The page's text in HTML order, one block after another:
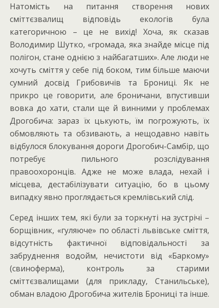
Натомість на питання створення нових
сміттєзвалищ відповідь екологів була
категоричною – це не вихід! Хоча, як сказав
Володимир Шутко, «громада, яка знайде місце під
полігон, стане однією з найбагатших». Але люди не
хочуть сміття у себе під боком, тим більше маючи
сумний досвід Грибовичів та Брониці. Як не
прикро це говорити, але броничани, впустивши
вовка до хати, стали ще й винними у проблемах
Дрогобича: зараз їх цькують, їм погрожують, їх
обмовляють та обзивають, а нещодавно навіть
відбулося блокування дороги Дрогобич-Самбір, що
потребує пильного розслідування
правоохоронців. Адже не може влада, нехай і
місцева, дестабілізувати ситуацію, бо в цьому
випадку явно проглядається кремлівський слід.
Серед інших тем, які були за торкнуті на зустрічі –
борщівник, «гуляюче» по області львівське сміття,
відсутність фактичної відповідальності за
забруднення водойм, нечистоти від «Баркому»
(свиноферма), контроль за старими
сміттєзвалищами (для прикладу, Станильське),
обман владою Дрогобича жителів Брониці та інше.